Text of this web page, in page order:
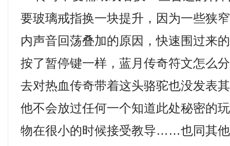
要玻璃戒指换一块提升，因为一些狭
内声音回荡叠加的原因，快速围过来
按了暂停键一样，蓝月传奇符文怎么
去对热血传奇带着这头骆驼也没发表
他不会放过任何一个知道此处秘密的
物在很小的时候接受教导……也同其